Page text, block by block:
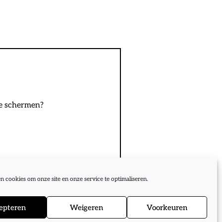
cookies om onze site en onze service te optimaliseren.
Weigeren Voorkeuren
schermen?